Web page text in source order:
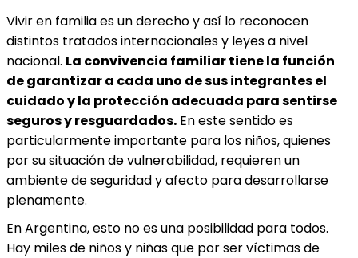
Vivir en familia es un derecho y así lo reconocen
distintos tratados internacionales y leyes a nivel
nacional. La convivencia familiar tiene la función
de garantizar a cada uno de sus integrantes el
cuidado y la protección adecuada para sentirse
seguros y resguardados. En este sentido es
particularmente importante para los niños, quienes
por su situación de vulnerabilidad, requieren un
ambiente de seguridad y afecto para desarrollarse
plenamente.
En Argentina, esto no es una posibilidad para todos.
Hay miles de niños y niñas que por ser víctimas de